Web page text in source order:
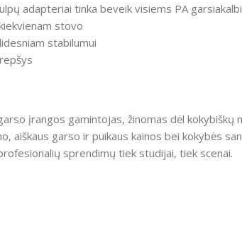
adapteriai tinka beveik visiems PA
stovo
stabilumui
įrangos gamintojas, žinomas dėl
aiškaus garso ir puikaus kainos bei kokybės
sprendimų tiek studijai, tiek scenai.